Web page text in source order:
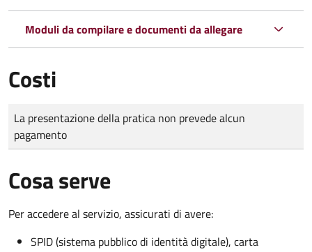
Moduli da compilare e documenti da allegare
Costi
Tipo di pagamento
Importo
La presentazione della pratica non prevede alcun
pagamento
Cosa serve
Per accedere al servizio, assicurati di avere:
SPID (sistema pubblico di identità digitale), carta